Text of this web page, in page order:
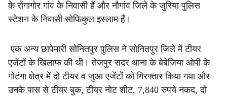
के रोंगागोर गांव के निवासी हैं और नौगांव जिले के जुरिया पुलिस
स्टेशन के निवासी सोफिकुल इस्लाम हैं।
एक अन्य छापेमारी सोनितपुर पुलिस ने सोनितपुर जिले में टीयर
एजेंटों के खिलाफ की थी। तेजपुर सदर थाना के बेबेजिया ओपी के
गोटंगा क्षेत्र में दो टीयर व जुआ एजेंटों को गिरफ्तार किया गया और
उनके पास से टीयर बुक, टीयर नोट शीट, 7,840 रुपये नकद, दो